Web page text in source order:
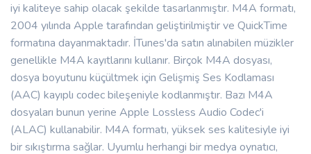
iyi kaliteye sahip olacak şekilde tasarlanmıştır. M4A formatı,
2004 yılında Apple tarafından geliştirilmiştir ve QuickTime
formatına dayanmaktadır. İTunes'da satın alınabilen müzikler
genellikle M4A kayıtlarını kullanır. Birçok M4A dosyası,
dosya boyutunu küçültmek için Gelişmiş Ses Kodlaması
(AAC) kayıplı codec bileşeniyle kodlanmıştır. Bazı M4A
dosyaları bunun yerine Apple Lossless Audio Codec'i
(ALAC) kullanabilir. M4A formatı, yüksek ses kalitesiyle iyi
bir sıkıştırma sağlar. Uyumlu herhangi bir medya oynatıcı,